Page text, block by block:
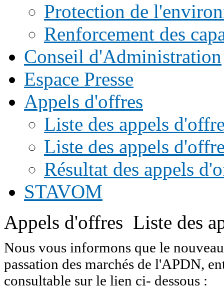
Protection de
Renforcement des
Conseil d'Administration
Espace Presse
Appels d'offres
Liste des appels
Liste des appels
Résultat des appels
STAVOM
Appels d'offres Liste des
Nous vous informons que le
passation des marchés de l'APDN,
consultable sur le lien ci- dessous :